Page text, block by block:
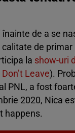
de a se
de
la show-uri
Leave).
PNL, a fost
2020, Nica
happens.